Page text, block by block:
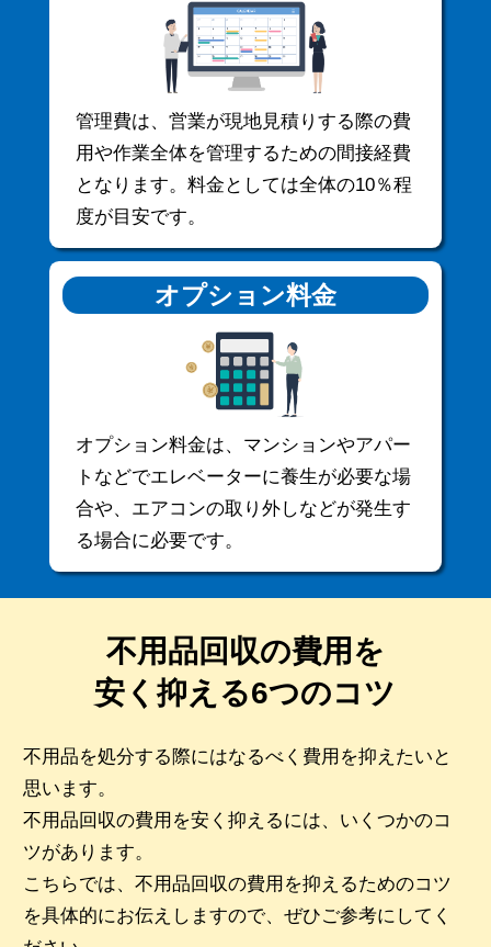
管理費は、営業が現地見積りする際の費
用や作業全体を管理するための間接経費
となります。料金としては全体の10％程
度が目安です。
オプション料金
オプション料金は、マンションやアパー
トなどでエレベーターに養生が必要な場
合や、エアコンの取り外しなどが発生す
る場合に必要です。
不用品回収の費用を
安く抑える6つのコツ
不用品を処分する際にはなるべく費用を抑えたいと
思います。
不用品回収の費用を安く抑えるには、いくつかのコ
ツがあります。
こちらでは、不用品回収の費用を抑えるためのコツ
を具体的にお伝えしますので、ぜひご参考にしてく